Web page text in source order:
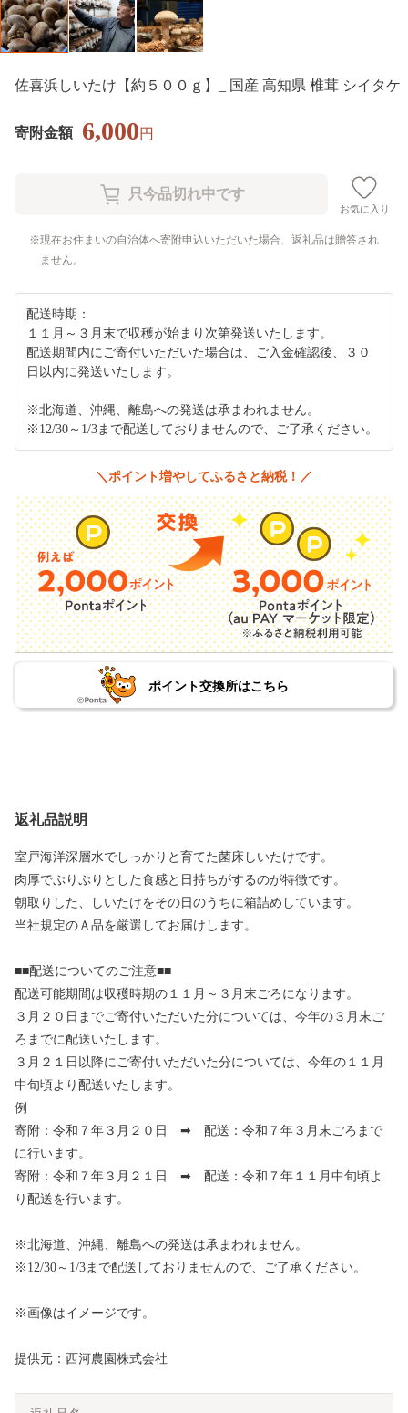
佐喜浜しいたけ【約５００ｇ】_ 国産 高知県 椎茸 シイタケ
寄附金額 6,000円
お気に入り
現在お住まいの自治体へ寄附申込いただいた場合、返礼品は贈答され
ません。
配送時期：
１１月～３月末で収穫が始まり次第発送いたします。
配送期間内にご寄付いただいた場合は、ご入金確認後、３０
日以内に発送いたします。
※北海道、沖縄、離島への発送は承まわれません。
※12/30～1/3まで配送しておりませんので、ご了承ください。
＼ポイント増やしてふるさと納税！／
ポイント交換所はこちら
返礼品説明
室戸海洋深層水でしっかりと育てた菌床しいたけです。
肉厚でぷりぷりとした食感と日持ちがするのが特徴です。
朝取りした、しいたけをその日のうちに箱詰めしています。
当社規定のＡ品を厳選してお届けします。
■■配送についてのご注意■■
配送可能期間は収穫時期の１１月～３月末ごろになります。
３月２０日までご寄付いただいた分については、今年の３月末ご
ろまでに配送いたします。
３月２１日以降にご寄付いただいた分については、今年の１１月
中旬頃より配送いたします。
例
寄附：令和７年３月２０日 ➡ 配送：令和７年３月末ごろまで
に行います。
寄附：令和７年３月２１日 ➡ 配送：令和７年１１月中旬頃よ
り配送を行います。
※北海道、沖縄、離島への発送は承まわれません。
※12/30～1/3まで配送しておりませんので、ご了承ください。
※画像はイメージです。
提供元：西河農園株式会社